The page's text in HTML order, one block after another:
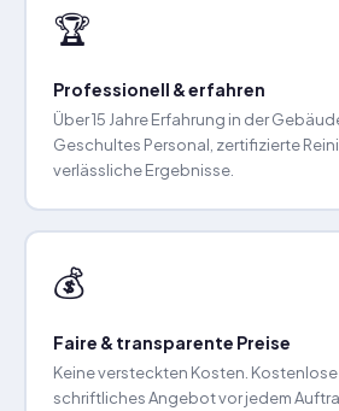
🏆
Professionell & erfahren
Über 15 Jahre Erfahrung in der
Geschultes Personal, zertifizierte
verlässliche Ergebnisse.
💰
Faire & transparente Preise
Keine versteckten Kosten.
schriftliches Angebot vor jedem